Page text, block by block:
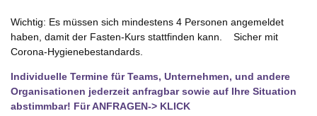
Wichtig: Es müssen sich mindestens 4 Personen angemeldet
haben, damit der Fasten-Kurs stattfinden kann. Sicher mit
Corona-Hygienebestandards.
Individuelle Termine für Teams, Unternehmen, und andere
Organisationen jederzeit anfragbar sowie auf Ihre Situation
abstimmbar! Für ANFRAGEN-> KLICK